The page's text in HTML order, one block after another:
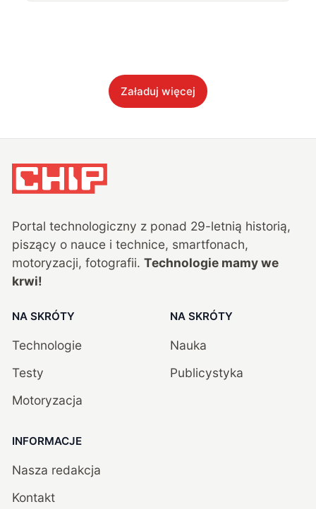
Załaduj więcej
Portal technologiczny z ponad 29-letnią historią,
piszący o nauce i technice, smartfonach,
motoryzacji, fotografii. Technologie mamy we
krwi!
NA SKRÓTY
Technologie
Testy
Motoryzacja
NA SKRÓTY
Nauka
Publicystyka
INFORMACJE
Nasza redakcja
Kontakt